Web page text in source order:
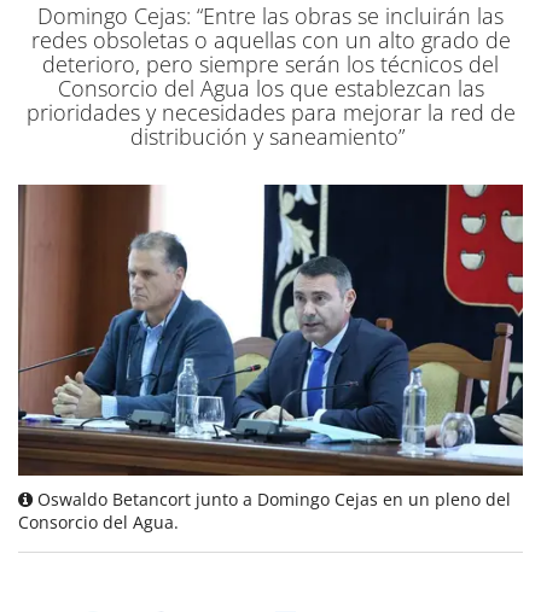
Domingo Cejas: “Entre las obras se incluirán las
redes obsoletas o aquellas con un alto grado de
deterioro, pero siempre serán los técnicos del
Consorcio del Agua los que establezcan las
prioridades y necesidades para mejorar la red de
distribución y saneamiento”
Oswaldo Betancort junto a Domingo Cejas en un pleno del
Consorcio del Agua.